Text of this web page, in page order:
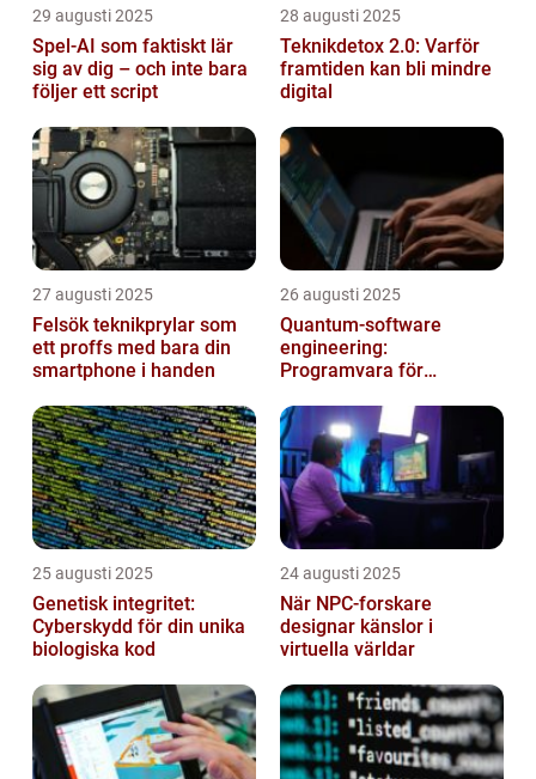
29 augusti 2025
Spel-AI som faktiskt lär
sig av dig – och inte bara
följer ett script
28 augusti 2025
Teknikdetox 2.0: Varför
framtiden kan bli mindre
digital
27 augusti 2025
Felsök teknikprylar som
ett proffs med bara din
smartphone i handen
26 augusti 2025
Quantum‑software
engineering:
Programvara för
25 augusti 2025
Genetisk integritet:
Cyberskydd för din unika
biologiska kod
24 augusti 2025
När NPC-forskare
designar känslor i
virtuella världar